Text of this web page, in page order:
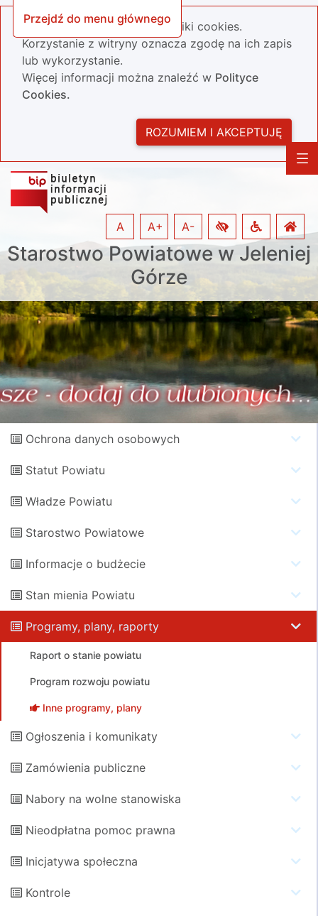
Przejdź do menu głównego
Nasza strona wykorzystuje pliki cookies.
Korzystanie z witryny oznacza zgodę na ich zapis
lub wykorzystanie.
Więcej informacji można znaleźć w Polityce
Cookies.
ROZUMIEM I AKCEPTUJĘ
Starostwo Powiatowe w Jeleniej
Górze
A A+ A-
Ochrona danych osobowych
Statut Powiatu
Władze Powiatu
Starostwo Powiatowe
Informacje o budżecie
Stan mienia Powiatu
Programy, plany, raporty
Raport o stanie powiatu
Program rozwoju powiatu
Inne programy, plany
Ogłoszenia i komunikaty
Zamówienia publiczne
Nabory na wolne stanowiska
Nieodpłatna pomoc prawna
Inicjatywa społeczna
Kontrole